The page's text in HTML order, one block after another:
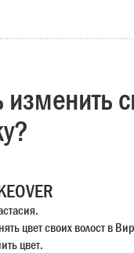
цвет своих волост в
цвет.